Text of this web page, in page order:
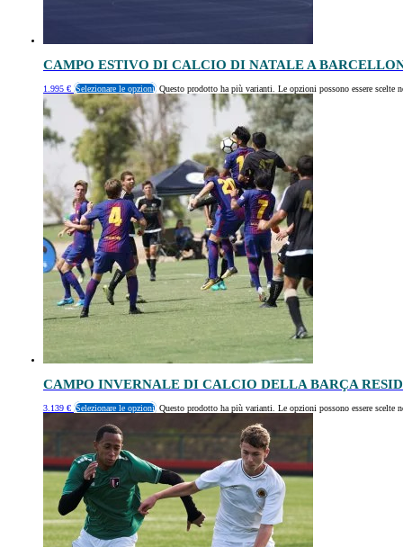
CAMPO ESTIVO DI CALCIO DI NATALE A
1.995 € Selezionare le opzioni Questo prodotto ha più varianti. Le opzioni possono essere scelte
CAMPO INVERNALE DI CALCIO DELLA BARÇA
3.139 € Selezionare le opzioni Questo prodotto ha più varianti. Le opzioni possono essere scelte